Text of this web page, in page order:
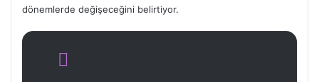
dönemlerde değişeceğini belirtiyor.